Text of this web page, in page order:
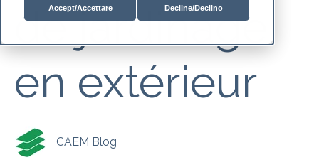
Accept/Accettare Decline/Declino
de jardinage
en extérieur
CAEM Blog